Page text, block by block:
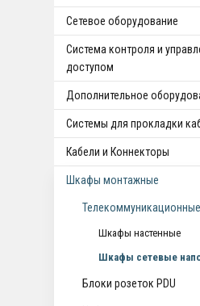
Cетевое оборудование
Система контроля и
доступом
Дополнительное
Системы для прокладки
Кабели и Коннекторы
Шкафы монтажные
Шкафы настенные
Шкафы сетевые
Блоки розеток PDU